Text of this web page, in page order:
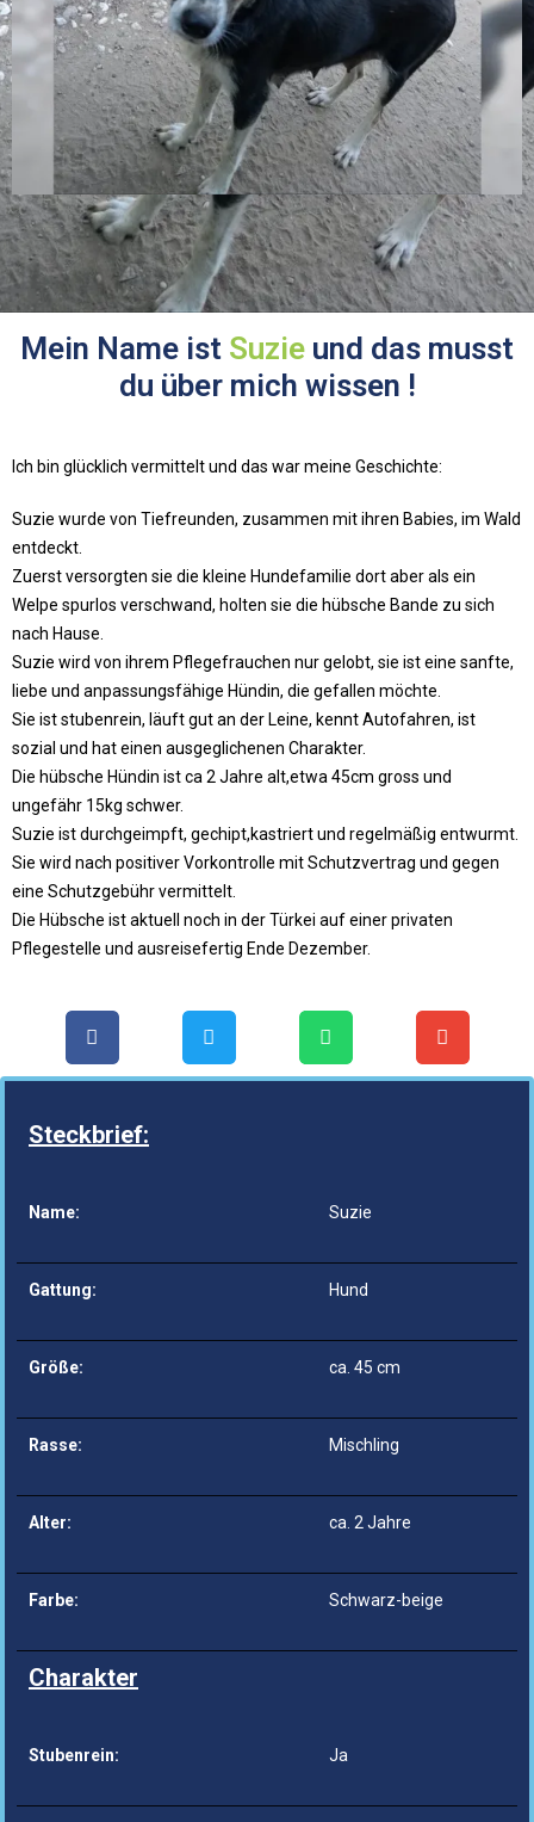
Mein Name ist Suzie und das musst
du über mich wissen !
Ich bin glücklich vermittelt und das war meine Geschichte:
Suzie wurde von Tiefreunden, zusammen mit ihren Babies, im Wald
entdeckt.
Zuerst versorgten sie die kleine Hundefamilie dort aber als ein
Welpe spurlos verschwand, holten sie die hübsche Bande zu sich
nach Hause.
Suzie wird von ihrem Pflegefrauchen nur gelobt, sie ist eine sanfte,
liebe und anpassungsfähige Hündin, die gefallen möchte.
Sie ist stubenrein, läuft gut an der Leine, kennt Autofahren, ist
sozial und hat einen ausgeglichenen Charakter.
Die hübsche Hündin ist ca 2 Jahre alt,etwa 45cm gross und
ungefähr 15kg schwer.
Suzie ist durchgeimpft, gechipt,kastriert und regelmäßig entwurmt.
Sie wird nach positiver Vorkontrolle mit Schutzvertrag und gegen
eine Schutzgebühr vermittelt.
Die Hübsche ist aktuell noch in der Türkei auf einer privaten
Pflegestelle und ausreisefertig Ende Dezember.
Steckbrief:
Name: Suzie
Gattung: Hund
Größe: ca. 45 cm
Rasse: Mischling
Alter: ca. 2 Jahre
Farbe: Schwarz-beige
Charakter
Stubenrein: Ja